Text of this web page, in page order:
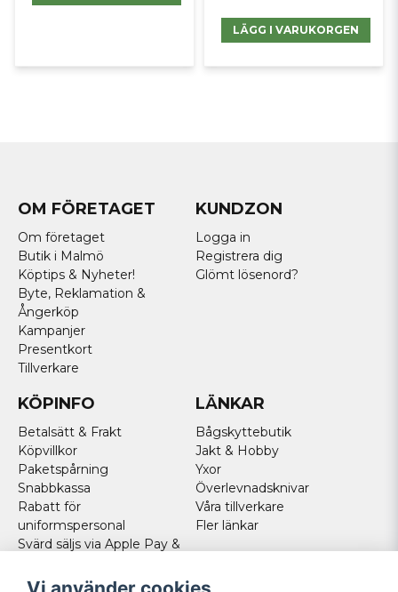
LÄGG I VARUKORGEN
OM FÖRETAGET
Om företaget
Butik i Malmö
Köptips & Nyheter!
Byte, Reklamation &
Ångerköp
Kampanjer
Presentkort
Tillverkare
KUNDZON
Logga in
Registrera dig
Glömt lösenord?
KÖPINFO
Betalsätt & Frakt
Köpvillkor
Paketspårning
Snabbkassa
Rabatt för
uniformspersonal
Svärd säljs via Apple Pay &
Norska kunder
LÄNKAR
Bågskyttebutik
Jakt & Hobby
Yxor
Överlevnadsknivar
Våra tillverkare
Fler länkar